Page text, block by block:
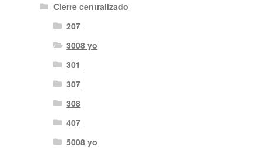
Cierre centralizado
207
3008 yo
301
307
308
407
5008 yo